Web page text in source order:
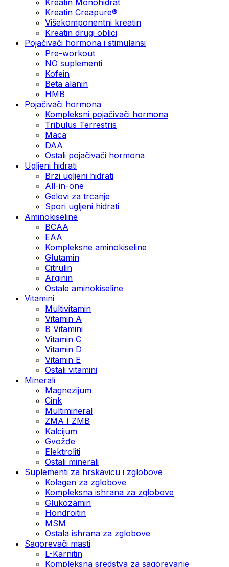
Kreatin Creapure®
Višekomponentni kreatin
Kreatin drugi oblici
Pojačivači hormona i stimulansi
Pre-workout
NO suplementi
Kofein
Beta alanin
HMB
Pojačivači hormona
Kompleksni pojačivači hormona
Tribulus Terrestris
Maca
DAA
Ostali pojačivači hormona
Ugljeni hidrati
Brzi ugljeni hidrati
All-in-one
Gelovi za trcanje
Spori ugljeni hidrati
Aminokiseline
BCAA
ЕАА
Kompleksne aminokiseline
Glutamin
Citrulin
Arginin
Ostale aminokiseline
Vitamini
Multivitamin
Vitamin A
B Vitamini
Vitamin C
Vitamin D
Vitamin E
Ostali vitamini
Minerali
Magnezijum
Cink
Multimineral
ZMA I ZMB
Kalcijum
Gvožđe
Elektroliti
Ostali minerali
Suplementi za hrskavicu i zglobove
Kolagen za zglobove
Kompleksna ishrana za zglobove
Glukozamin
Hondroitin
MSM
Ostala ishrana za zglobove
Sagorevači masti
L-Karnitin
Kompleksna sredstva za sagorevanje